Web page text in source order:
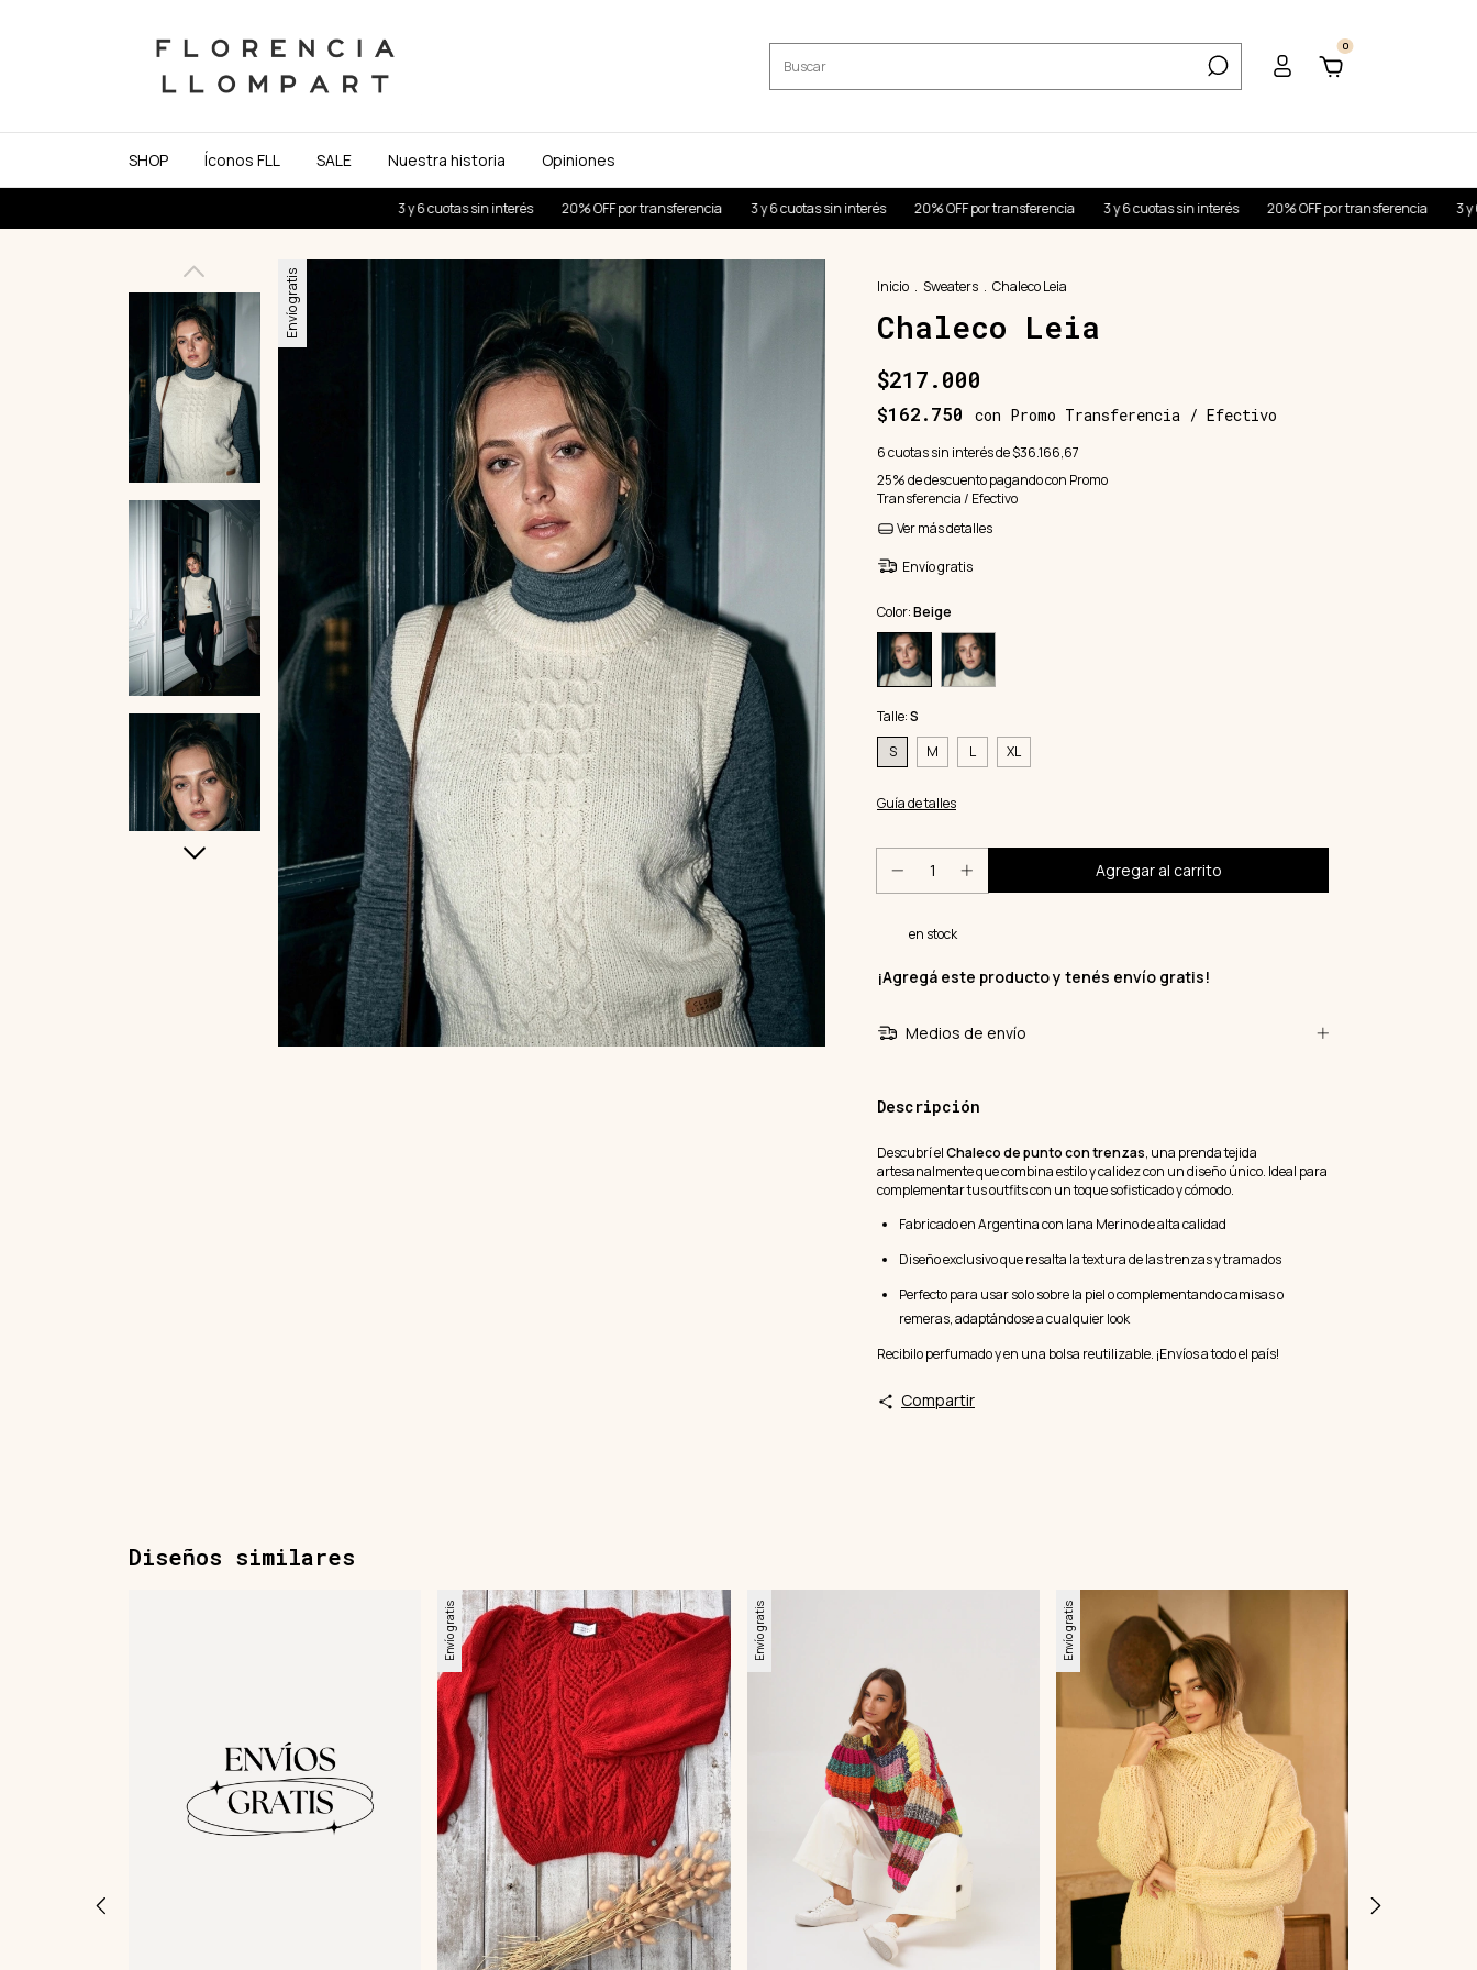
0
SHOP Íconos FLL SALE Nuestra historia Opiniones
3 y 6 cuotas sin interés 20% OFF por transferencia 3 y 6 cuotas sin interés 20% OFF por transferencia 3 y 6 cuotas sin interés 20% OFF por transferencia 3 y 6 cuotas sin
Envío gratis Inicio . Sweaters . Chaleco Leia
Chaleco Leia
$217.000
$162.750 con Promo Transferencia / Efectivo
6cuotas sin interés de$36.166,67
25% de descuentopagando con Promo
Transferencia / Efectivo
Ver más detalles
Envío gratis
Color:Beige
Talle:S
S
M L XL
Guía de talles
en stock
¡Agregá este producto y tenés envío gratis!
Medios de envío
Descripción
Descubrí elChaleco de punto con trenzas, una prenda tejida
artesanalmente que combina estilo y calidez con un diseño único. Ideal para
complementar tus outfits con un toque sofisticado y cómodo.
Fabricado en Argentina con lana Merino de alta calidad
Diseño exclusivo que resalta la textura de las trenzas y tramados
Perfecto para usar solo sobre la piel o complementando camisas o
remeras, adaptándose a cualquier look
Recibilo perfumado y en una bolsa reutilizable. ¡Envíos a todo el país!
Compartir
Diseños similares
Envío gratis Envío gratis Envío gratis